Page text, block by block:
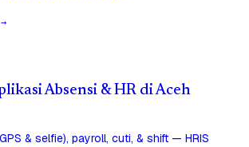
Absensi & HR di Aceh
& selfie), payroll, cuti, & shift — HRIS